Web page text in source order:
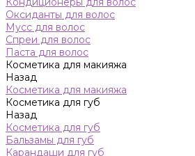
Оксиданты для волос
Мусс для волос
Спреи для волос
Паста для волос
Косметика для макияжа
Назад
Косметика для макияжа
Косметика для губ
Назад
Косметика для губ
Бальзамы для губ
Карандаши для губ